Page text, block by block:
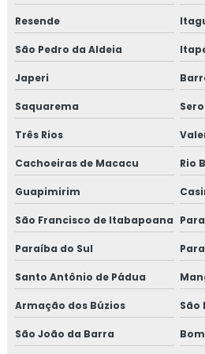
MONTAGEM DE TUBULAÇÃO
INDUSTRIAL
TREINAMENTO NR13 VASO DE
TREINAMENTO NR13 CALDEIRA
TREINAMENTO NR13
TREINAMENTO NR13 TANQUE
TREINAMENTO NR10
TREINAMENTO NR10
INSTALAÇÕES ELÉTRICAS
TREINAMENTO NR34
TREINAMENTO NR34 ITEM
Resende
São Pedro da Aldeia
Japeri
Saquarema
Três Rios
Cachoeiras de Macacu Rio
Guapimirim
São Francisco de Itabapoana
Paraíba do Sul
Santo Antônio de Pádua
Armação dos Búzios São
São João da Barra